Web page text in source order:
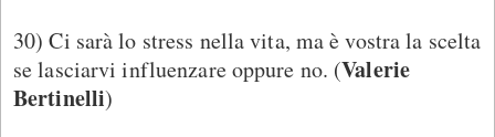
30) Ci sarà lo stress nella vita, ma è vostra la scelta
se lasciarvi influenzare oppure no. (Valerie
Bertinelli)